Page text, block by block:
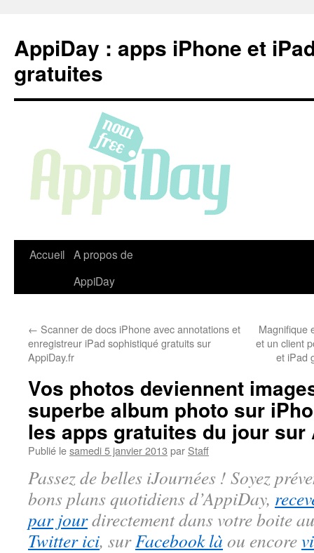
contenu
AppiDay : apps iPhone et
gratuites
Accueil A propos de
AppiDay
← Scanner de docs iPhone avec annotations et
enregistreur iPad sophistiqué gratuits sur
AppiDay.fr
Magnifique
et un client
et iPad
Vos photos deviennent
superbe album photo sur
les apps gratuites du jour sur
Publié lesamedi 5 janvier 2013 par Staff
Passez de belles iJournées ! Soyez
bons plans quotidiens d’AppiDay,
par jourdirectement dans votre boite
Twitter ici, surFacebook là ou encore